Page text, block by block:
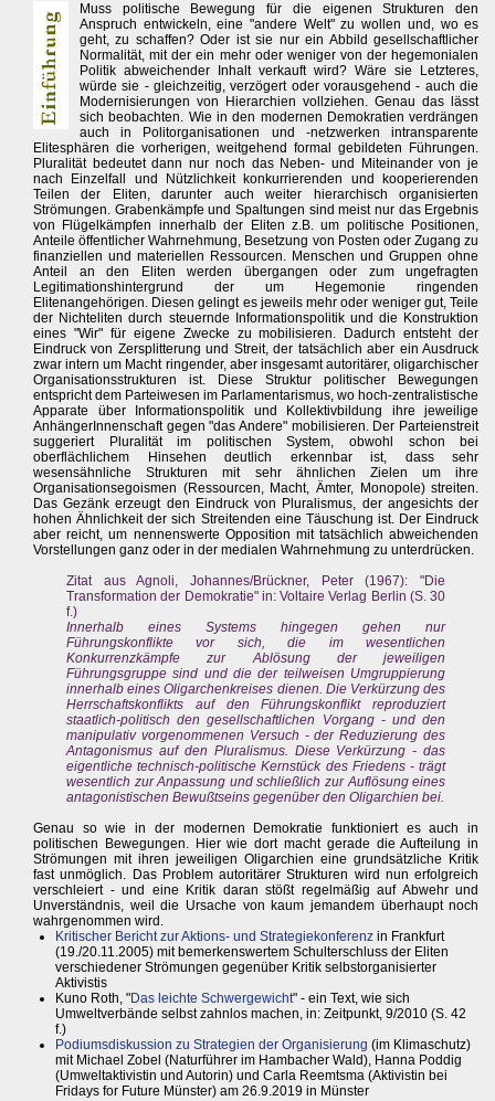
Muss politische Bewegung für die eigenen Strukturen den
Anspruch entwickeln, eine "andere Welt" zu wollen und, wo es
geht, zu schaffen? Oder ist sie nur ein Abbild gesellschaftlicher
Normalität, mit der ein mehr oder weniger von der hegemonialen
Politik abweichender Inhalt verkauft wird? Wäre sie Letzteres,
würde sie - gleichzeitig, verzögert oder vorausgehend - auch die
Modernisierungen von Hierarchien vollziehen. Genau das lässt
sich beobachten. Wie in den modernen Demokratien verdrängen
auch in Politorganisationen und -netzwerken intransparente
Elitesphären die vorherigen, weitgehend formal gebildeten Führungen.
Pluralität bedeutet dann nur noch das Neben- und Miteinander von je
nach Einzelfall und Nützlichkeit konkurrierenden und kooperierenden
Teilen der Eliten, darunter auch weiter hierarchisch organisierten
Strömungen. Grabenkämpfe und Spaltungen sind meist nur das Ergebnis
von Flügelkämpfen innerhalb der Eliten z.B. um politische Positionen,
Anteile öffentlicher Wahrnehmung, Besetzung von Posten oder Zugang zu
finanziellen und materiellen Ressourcen. Menschen und Gruppen ohne
Anteil an den Eliten werden übergangen oder zum ungefragten
Legitimationshintergrund der um Hegemonie ringenden
Elitenangehörigen. Diesen gelingt es jeweils mehr oder weniger gut, Teile
der Nichteliten durch steuernde Informationspolitik und die Konstruktion
eines "Wir" für eigene Zwecke zu mobilisieren. Dadurch entsteht der
Eindruck von Zersplitterung und Streit, der tatsächlich aber ein Ausdruck
zwar intern um Macht ringender, aber insgesamt autoritärer, oligarchischer
Organisationsstrukturen ist. Diese Struktur politischer Bewegungen
entspricht dem Parteiwesen im Parlamentarismus, wo hoch-zentralistische
Apparate über Informationspolitik und Kollektivbildung ihre jeweilige
AnhängerInnenschaft gegen "das Andere" mobilisieren. Der Parteienstreit
suggeriert Pluralität im politischen System, obwohl schon bei
oberflächlichem Hinsehen deutlich erkennbar ist, dass sehr
wesensähnliche Strukturen mit sehr ähnlichen Zielen um ihre
Organisationsegoismen (Ressourcen, Macht, Ämter, Monopole) streiten.
Das Gezänk erzeugt den Eindruck von Pluralismus, der angesichts der
hohen Ähnlichkeit der sich Streitenden eine Täuschung ist. Der Eindruck
aber reicht, um nennenswerte Opposition mit tatsächlich abweichenden
Vorstellungen ganz oder in der medialen Wahrnehmung zu unterdrücken.
Zitat aus Agnoli, Johannes/Brückner, Peter (1967): "Die
Transformation der Demokratie" in: Voltaire Verlag Berlin (S. 30
f.)
Innerhalb eines Systems hingegen gehen nur
Führungskonflikte vor sich, die im wesentlichen
Konkurrenzkämpfe zur Ablösung der jeweiligen
Führungsgruppe sind und die der teilweisen Umgruppierung
innerhalb eines Oligarchenkreises dienen. Die Verkürzung des
Herrschaftskonflikts auf den Führungskonflikt reproduziert
staatlich-politisch den gesellschaftlichen Vorgang - und den
manipulativ vorgenommenen Versuch - der Reduzierung des
Antagonismus auf den Pluralismus. Diese Verkürzung - das
eigentliche technisch-politische Kernstück des Friedens - trägt
wesentlich zur Anpassung und schließlich zur Auflösung eines
antagonistischen Bewußtseins gegenüber den Oligarchien bei.
Genau so wie in der modernen Demokratie funktioniert es auch in
politischen Bewegungen. Hier wie dort macht gerade die Aufteilung in
Strömungen mit ihren jeweiligen Oligarchien eine grundsätzliche Kritik
fast unmöglich. Das Problem autoritärer Strukturen wird nun erfolgreich
verschleiert - und eine Kritik daran stößt regelmäßig auf Abwehr und
Unverständnis, weil die Ursache von kaum jemandem überhaupt noch
wahrgenommen wird.
Kritischer Bericht zur Aktions- und Strategiekonferenz in Frankfurt
(19./20.11.2005) mit bemerkenswertem Schulterschluss der Eliten
verschiedener Strömungen gegenüber Kritik selbstorganisierter
Aktivistis
Kuno Roth, "Das leichte Schwergewicht" - ein Text, wie sich
Umweltverbände selbst zahnlos machen, in: Zeitpunkt, 9/2010 (S. 42
f.)
Podiumsdiskussion zu Strategien der Organisierung (im Klimaschutz)
mit Michael Zobel (Naturführer im Hambacher Wald), Hanna Poddig
(Umweltaktivistin und Autorin) und Carla Reemtsma (Aktivistin bei
Fridays for Future Münster) am 26.9.2019 in Münster